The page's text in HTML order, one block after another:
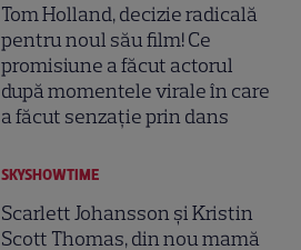
Tom Holland, decizie radicală
pentru noul său film! Ce
promisiune a făcut actorul
după momentele virale în care
a făcut senzație prin dans
SKYSHOWTIME
Scarlett Johansson și Kristin
Scott Thomas, din nou mamă